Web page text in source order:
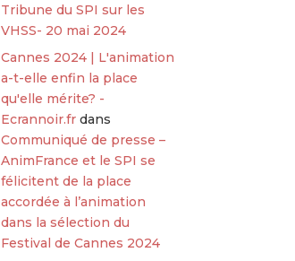
Tribune du SPI sur les
VHSS- 20 mai 2024
Cannes 2024 | L'animation
a-t-elle enfin la place
qu'elle mérite? -
Ecrannoir.fr dans
Communiqué de presse –
AnimFrance et le SPI se
félicitent de la place
accordée à l’animation
dans la sélection du
Festival de Cannes 2024